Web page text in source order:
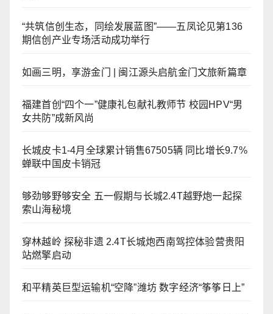
“共筑信创生态，同绘发展蓝图”——五凤论见第136
期信创产业专场活动成功举行
如画三明，享游金门 | 闽江源头启航金门文旅新篇章
福建首创“四个一”健康礼包献礼教师节 校园HPV“男
女共防”成新风尚
长城皮卡1-4月全球累计销售67505辆 同比增长9.7%
蝉联中国皮卡销冠
够劲够野够安全 五一假期与长城2.4T越野炮一起探
索山海秘境
穿林越岭 探秘非遗 2.4T长城炮西南驾控体验营贵阳
站燃擎启动
和平精英巨型运输机“空降”潍坊 数字经济“筝筝日上”